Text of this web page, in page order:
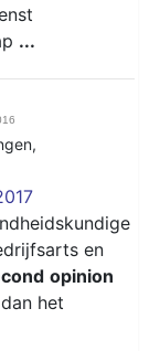
...
,
en
opinion
het